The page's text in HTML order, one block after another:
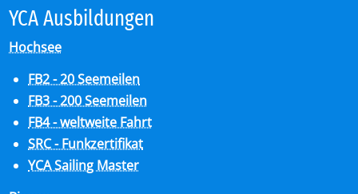
YCA Aus­bil­dun­gen
Hochsee
FB2 - 20 Seemeilen
FB3 - 200 Seemeilen
FB4 - weltweite Fahrt
SRC - Funkzertifikat
YCA Sailing Master